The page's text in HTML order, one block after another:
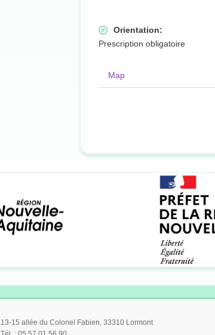
Orientation:
Prescription obligatoire
Map
13-15 allée du Colonel Fabien, 33310 Lormont